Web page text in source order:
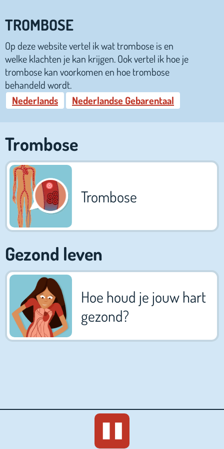
TROMBOSE
Op deze website vertel ik wat trombose is en
welke klachten je kan krijgen. Ook vertel ik hoe je
trombose kan voorkomen en hoe trombose
behandeld wordt.
Nederlands
Nederlandse Gebarentaal
Trombose
Trombose
Gezond leven
Hoe houd je jouw hart
gezond?